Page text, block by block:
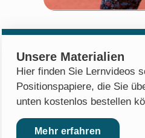
Unsere Materialien
Hier finden Sie Lernvideos
Positionspapiere, die Sie
unten kostenlos bestellen
Mehr erfahren